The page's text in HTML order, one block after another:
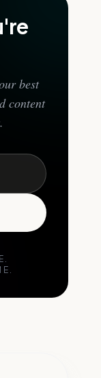
best
content